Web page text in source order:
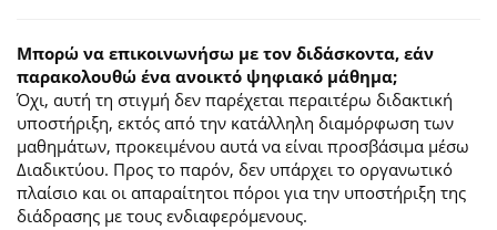
Μπορώ να επικοινωνήσω με τον διδάσκοντα, εάν
παρακολουθώ ένα ανοικτό ψηφιακό μάθημα;
Όχι, αυτή τη στιγμή δεν παρέχεται περαιτέρω διδακτική
υποστήριξη, εκτός από την κατάλληλη διαμόρφωση των
μαθημάτων, προκειμένου αυτά να είναι προσβάσιμα μέσω
Διαδικτύου. Προς το παρόν, δεν υπάρχει το οργανωτικό
πλαίσιο και οι απαραίτητοι πόροι για την υποστήριξη της
διάδρασης με τους ενδιαφερόμενους.